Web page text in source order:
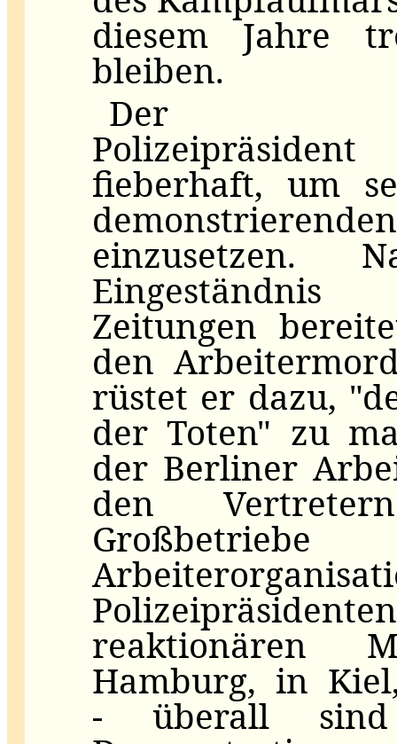
diesem Jahre
bleiben.
Der
fieberhaft, um
einzusetzen.
Eingeständnis
Zeitungen
den
rüstet er dazu,
der Toten" zu
der Berliner
den
reaktionären
Hamburg, in
‑ überall